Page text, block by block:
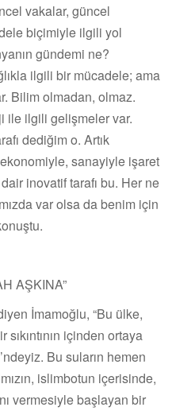
vakalar, güncel
biçimiyle ilgili yol
gündemi ne?
ilgili bir mücadele; ama
Bilim olmadan, olmaz.
ile ilgili gelişmeler var.
dediğim o. Artık
sanayiyle işaret
inovatif tarafı bu. Her ne
var olsa da benim için
AŞKINA”
İmamoğlu, “Bu ülke,
içinden ortaya
Bu suların hemen
islimbotun içerisinde,
vermesiyle başlayan bir